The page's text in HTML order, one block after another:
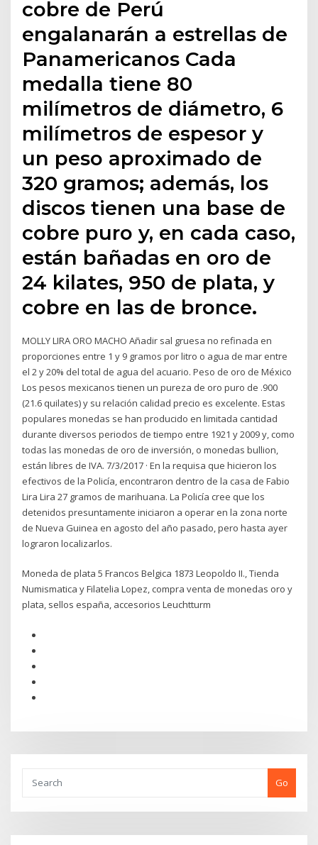
cobre de Perú
engalanarán a estrellas de
Panamericanos Cada
medalla tiene 80
milímetros de diámetro, 6
milímetros de espesor y
un peso aproximado de
320 gramos; además, los
discos tienen una base de
cobre puro y, en cada caso,
están bañadas en oro de
24 kilates, 950 de plata, y
cobre en las de bronce.
MOLLY LIRA ORO MACHO Añadir sal gruesa no refinada en
proporciones entre 1 y 9 gramos por litro o agua de mar entre
el 2 y 20% del total de agua del acuario. Peso de oro de México
Los pesos mexicanos tienen un pureza de oro puro de .900
(21.6 quilates) y su relación calidad precio es excelente. Estas
populares monedas se han producido en limitada cantidad
durante diversos periodos de tiempo entre 1921 y 2009 y, como
todas las monedas de oro de inversión, o monedas bullion,
están libres de IVA. 7/3/2017 · En la requisa que hicieron los
efectivos de la Policía, encontraron dentro de la casa de Fabio
Lira Lira 27 gramos de marihuana. La Policía cree que los
detenidos presuntamente iniciaron a operar en la zona norte
de Nueva Guinea en agosto del año pasado, pero hasta ayer
lograron localizarlos.
Moneda de plata 5 Francos Belgica 1873 Leopoldo II., Tienda
Numismatica y Filatelia Lopez, compra venta de monedas oro y
plata, sellos españa, accesorios Leuchtturm
Go